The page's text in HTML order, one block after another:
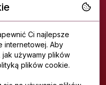
Ci najlepsze
internetowej. Aby
jak używamy plików
plików cookie.